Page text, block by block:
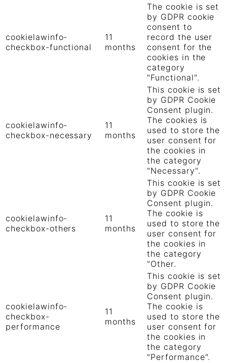
cookielawinfo-
checkbox-functional
11
months
The cookie is set
by GDPR cookie
consent to
record the user
consent for the
cookies in the
category
"Functional".
cookielawinfo-
checkbox-necessary
11
months
This cookie is set
by GDPR Cookie
Consent plugin.
The cookies is
used to store the
user consent for
the cookies in
the category
"Necessary".
cookielawinfo-
checkbox-others
11
months
This cookie is set
by GDPR Cookie
Consent plugin.
The cookie is
used to store the
user consent for
the cookies in
the category
"Other.
cookielawinfo-
checkbox-
performance
11
months
This cookie is set
by GDPR Cookie
Consent plugin.
The cookie is
used to store the
user consent for
the cookies in
the category
"Performance".